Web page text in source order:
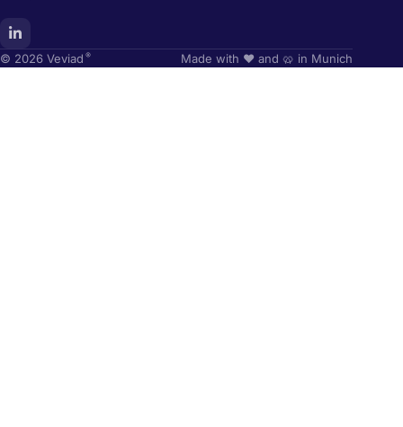
© 2026 Veviad ® Made with ❤️ and 🥨 in Munich